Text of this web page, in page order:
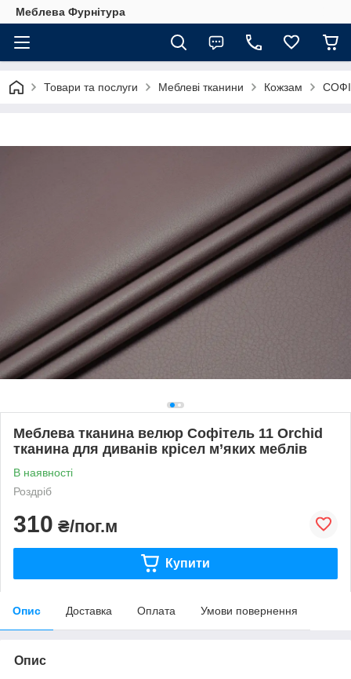
Меблева Фурнітура
Товари та послуги Меблеві тканини Кожзам
Меблева тканина велюр Софітель 11 Orchid
тканина для диванів крісел м’яких меблів
В наявності
Роздріб
310 ₴/пог.м
Купити
Опис Доставка Оплата Умови повернення
Опис